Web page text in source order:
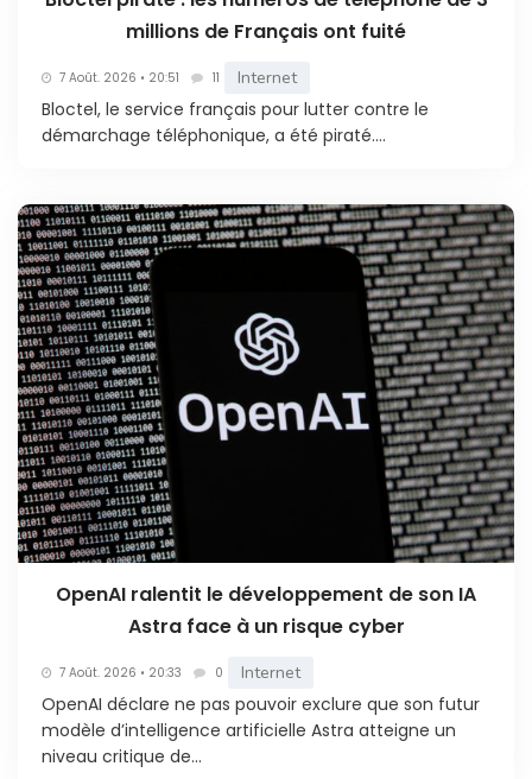
millions de Français ont fuité
7 Août. 2026 • 20:51 11 Internet
Bloctel, le service français pour lutter contre le
démarchage téléphonique, a été piraté....
OpenAI ralentit le développement de son IA
Astra face à un risque cyber
7 Août. 2026 • 20:33 0 Internet
OpenAI déclare ne pas pouvoir exclure que son futur
modèle d’intelligence artificielle Astra atteigne un
niveau critique de...